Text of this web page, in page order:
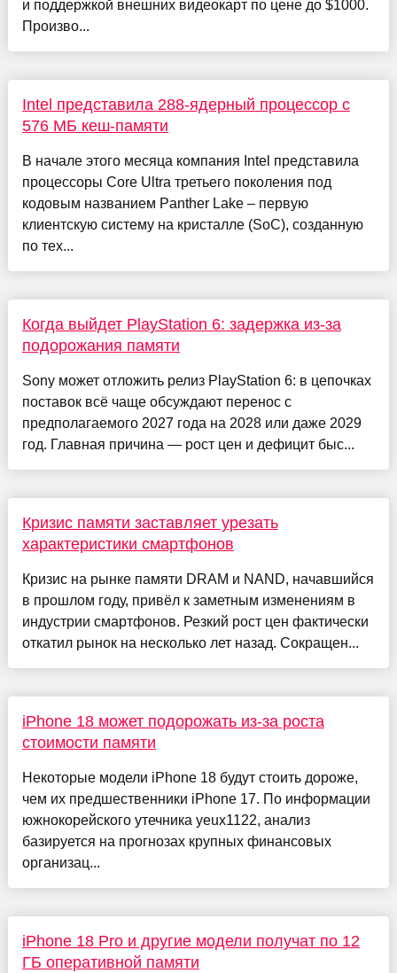
и поддержкой внешних видеокарт по цене до $1000.
Произво...
Intel представила 288-ядерный процессор с
576 МБ кеш-памяти
В начале этого месяца компания Intel представила
процессоры Core Ultra третьего поколения под
кодовым названием Panther Lake – первую
клиентскую систему на кристалле (SoC), созданную
по тех...
Когда выйдет PlayStation 6: задержка из‑за
подорожания памяти
Sony может отложить релиз PlayStation 6: в цепочках
поставок всё чаще обсуждают перенос с
предполагаемого 2027 года на 2028 или даже 2029
год. Главная причина — рост цен и дефицит быс...
Кризис памяти заставляет урезать
характеристики смартфонов
Кризис на рынке памяти DRAM и NAND, начавшийся
в прошлом году, привёл к заметным изменениям в
индустрии смартфонов. Резкий рост цен фактически
откатил рынок на несколько лет назад. Сокращен...
iPhone 18 может подорожать из-за роста
стоимости памяти
Некоторые модели iPhone 18 будут стоить дороже,
чем их предшественники iPhone 17. По информации
южнокорейского утечника yeux1122, анализ
базируется на прогнозах крупных финансовых
организац...
iPhone 18 Pro и другие модели получат по 12
ГБ оперативной памяти